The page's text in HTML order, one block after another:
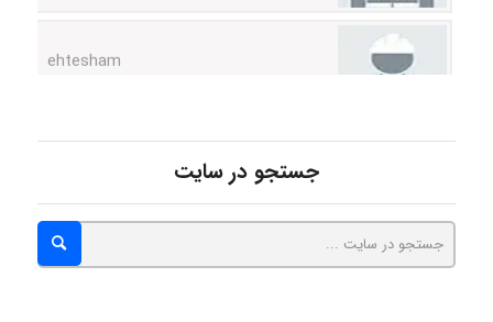
جستجو در سایت